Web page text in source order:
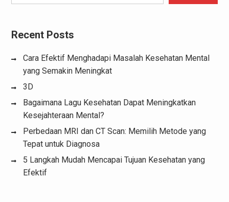
Recent Posts
Cara Efektif Menghadapi Masalah Kesehatan Mental
yang Semakin Meningkat
3D
Bagaimana Lagu Kesehatan Dapat Meningkatkan
Kesejahteraan Mental?
Perbedaan MRI dan CT Scan: Memilih Metode yang
Tepat untuk Diagnosa
5 Langkah Mudah Mencapai Tujuan Kesehatan yang
Efektif